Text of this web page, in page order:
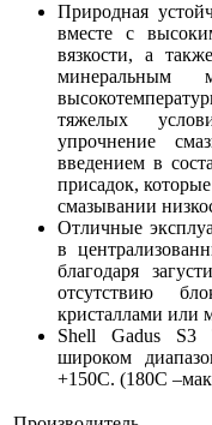
Природная
вместе с
вязкости, а
минеральным
тяжелых
упрочнение
введением в
присадок,
смазывании
Отличные
в
благодаря
отсутствию
кристаллами или
Shell Gadus S3
широком
+150С. (180С